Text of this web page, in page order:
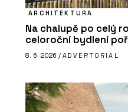
ARCHITEKTURA
Na chalupě po celý
celoroční bydlení
8. 6. 2026 / ADVERTORIAL